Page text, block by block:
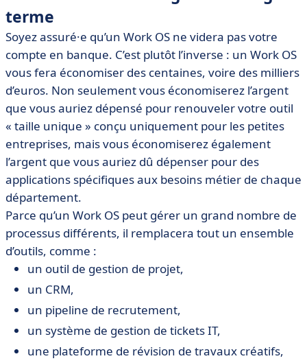
terme
Soyez assuré·e qu’un Work OS ne videra pas votre
compte en banque. C’est plutôt l’inverse : un Work OS
vous fera économiser des centaines, voire des milliers
d’euros. Non seulement vous économiserez l’argent
que vous auriez dépensé pour renouveler votre outil
« taille unique » conçu uniquement pour les petites
entreprises, mais vous économiserez également
l’argent que vous auriez dû dépenser pour des
applications spécifiques aux besoins métier de chaque
département.
Parce qu’un Work OS peut gérer un grand nombre de
processus différents, il remplacera tout un ensemble
d’outils, comme :
un outil de gestion de projet,
un CRM,
un pipeline de recrutement,
un système de gestion de tickets IT,
une plateforme de révision de travaux créatifs,